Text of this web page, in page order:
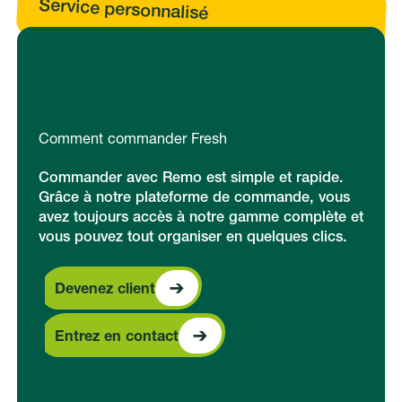
Service personnalisé
Comment commander Fresh
Commander avec Remo est simple et rapide.
Grâce à notre plateforme de commande, vous
avez toujours accès à notre gamme complète et
vous pouvez tout organiser en quelques clics.
Devenez client
Devenez client
Entrez en contact
Entrez en contact